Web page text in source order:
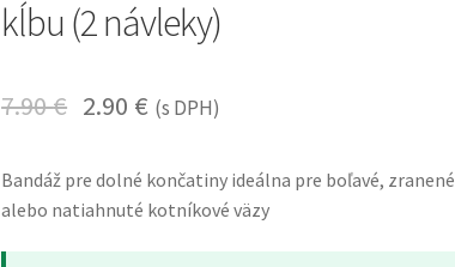
kĺbu (2 návleky)
7.90€ 2.90 € (s DPH)
Bandáž pre dolné končatiny ideálna pre boľavé, zranené
alebo natiahnuté kotníkové väzy